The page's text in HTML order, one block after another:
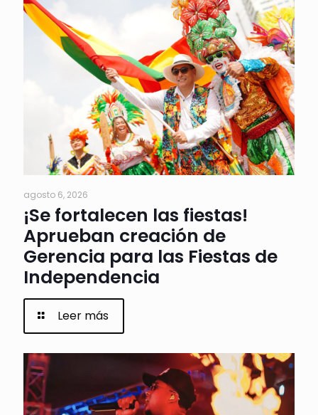
agosto 6, 2026
¡Se fortalecen las fiestas!
Aprueban creación de
Gerencia para las Fiestas de
Independencia
Leer más